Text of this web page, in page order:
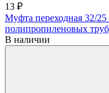
13 ₽
Муфта переходная 32/
полипропиленовых
В наличии